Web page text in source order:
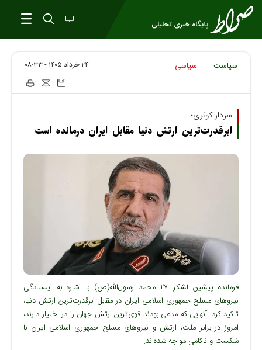
سیاست سیاسی ۲۴ خرداد ۱۴۰۵ - ۰۸:۳۳
سردار کوثری؛
ابرقدرت‌ترین ارتش دنیا مقابل ایران درمانده است
فرمانده پیشین لشکر ۲۷ محمد رسول‌الله(ص) با اشاره به ایستادگی
نیروهای مسلح جمهوری اسلامی ایران در مقابل ابرقدرت‌ترین ارتش دنیا،
تاکید کرد: آنهایی که مدعی بودند قوی‌ترین ارتش جهان را در اختیار دارند،
امروز در برابر ملت، ارتش و نیروهای مسلح جمهوری اسلامی ایران با
شکست و ناکامی مواجه شده‌اند.